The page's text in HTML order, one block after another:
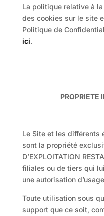
La politique relative à
des cookies sur le site
Politique de
ici.
PROPRIETE
Le Site et les différents
sont la propriété
D’EXPLOITATION
filiales ou de tiers qui
une autorisation
Toute utilisation sous
support que ce soit,